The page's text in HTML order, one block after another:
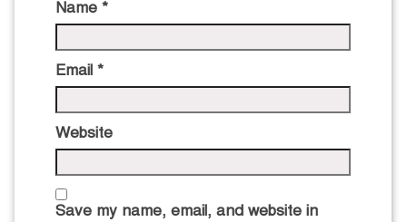
Name *
Email *
Website
Save my name, email, and website in